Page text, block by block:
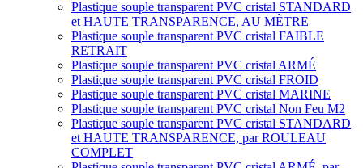
Plastique souple transparent PVC cristal STANDARD
et HAUTE TRANSPARENCE, AU MÈTRE
Plastique souple transparent PVC cristal FAIBLE
RETRAIT
Plastique souple transparent PVC cristal ARMÉ
Plastique souple transparent PVC cristal FROID
Plastique souple transparent PVC cristal MARINE
Plastique souple transparent PVC cristal Non Feu M2
Plastique souple transparent PVC cristal STANDARD
et HAUTE TRANSPARENCE, par ROULEAU
COMPLET